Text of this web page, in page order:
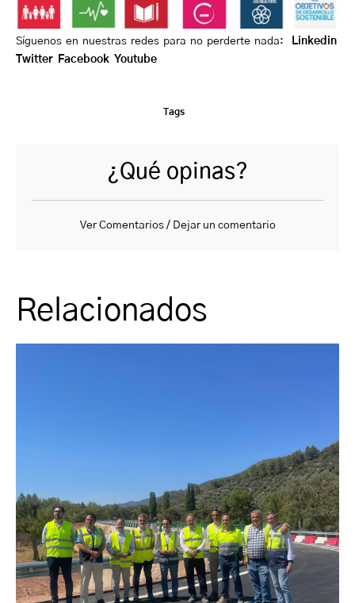
Síguenos en nuestras redes para no perderte nada:
Linkedin
Twitter
Facebook Youtube
Tags
¿Qué opinas?
Ver Comentarios / Dejar un comentario
Relacionados